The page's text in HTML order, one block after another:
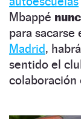
Mbappé
para sacarse
Madrid,
sentido el
colaboración